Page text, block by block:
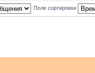
Поле сортировки